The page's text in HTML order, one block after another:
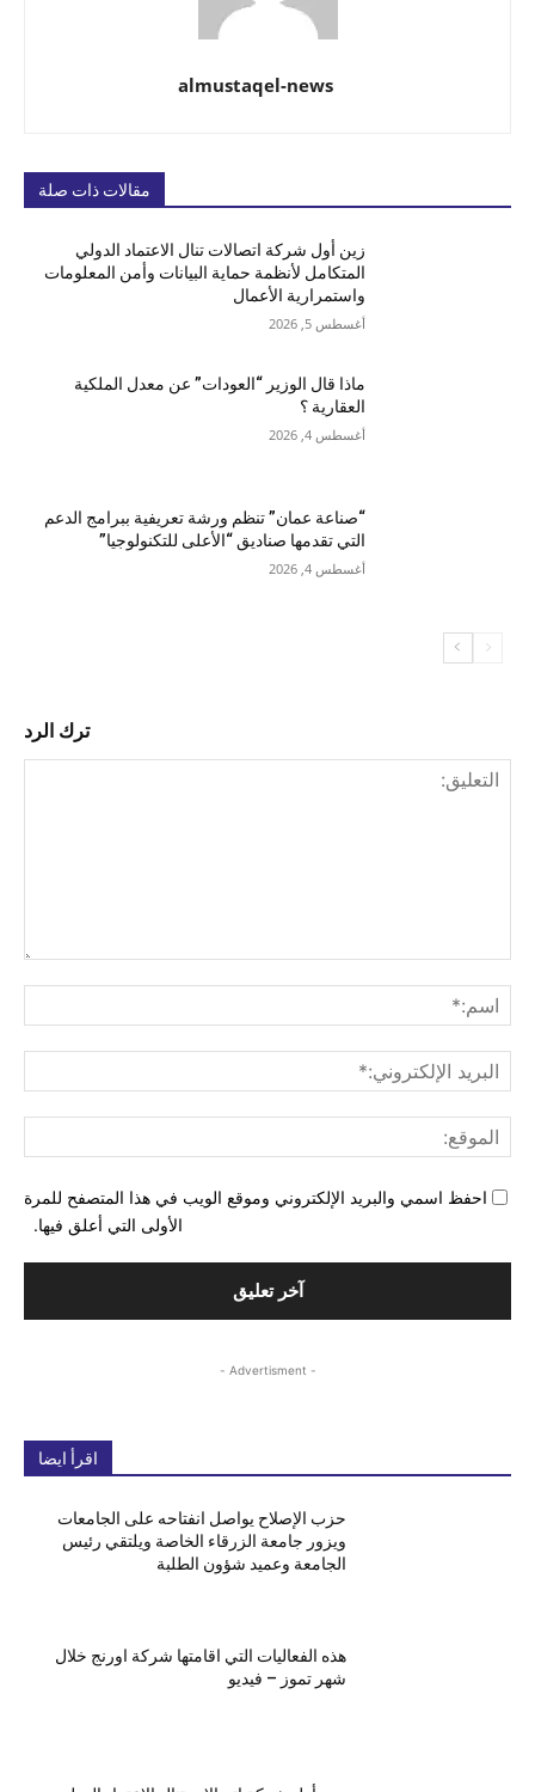
almustaqel-news
مقالات ذات صلة
زين أول شركة اتصالات تنال الاعتماد الدولي
المتكامل لأنظمة حماية البيانات وأمن المعلومات
واستمرارية الأعمال
أغسطس 5, 2026
ماذا قال الوزير “العودات” عن معدل الملكية
العقارية ؟
أغسطس 4, 2026
“صناعة عمان” تنظم ورشة تعريفية ببرامج الدعم
التي تقدمها صناديق “الأعلى للتكنولوجيا”
أغسطس 4, 2026
ترك الرد
احفظ اسمي والبريد الإلكتروني وموقع الويب في هذا المتصفح للمرة
الأولى التي أعلق فيها.
- Advertisment -
اقرأ ايضا
حزب الإصلاح يواصل انفتاحه على الجامعات
ويزور جامعة الزرقاء الخاصة ويلتقي رئيس
الجامعة وعميد شؤون الطلبة
هذه الفعاليات التي اقامتها شركة اورنج خلال
شهر تموز – فيديو